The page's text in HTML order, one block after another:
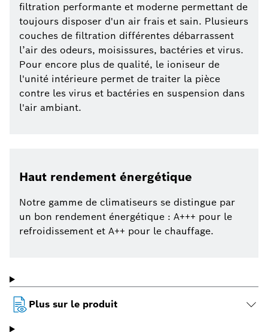
filtration performante et moderne permettant de
toujours disposer d'un air frais et sain. Plusieurs
couches de filtration différentes débarrassent
l’air des odeurs, moisissures, bactéries et virus.
Pour encore plus de qualité, le ioniseur de
l'unité intérieure permet de traiter la pièce
contre les virus et bactéries en suspension dans
l'air ambiant.
Haut rendement énergétique
Notre gamme de climatiseurs se distingue par
un bon rendement énergétique : A+++ pour le
refroidissement et A++ pour le chauffage.
Plus sur le produit